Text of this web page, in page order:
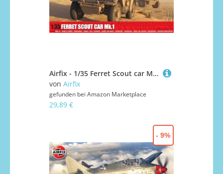
Airfix - 1/35 Ferret Scout car Mk.1 - Plastik-Modellbau - Maßstab: 1:35
von Airfix
gefunden bei Amazon Marketplace
29,89 €
- 9%